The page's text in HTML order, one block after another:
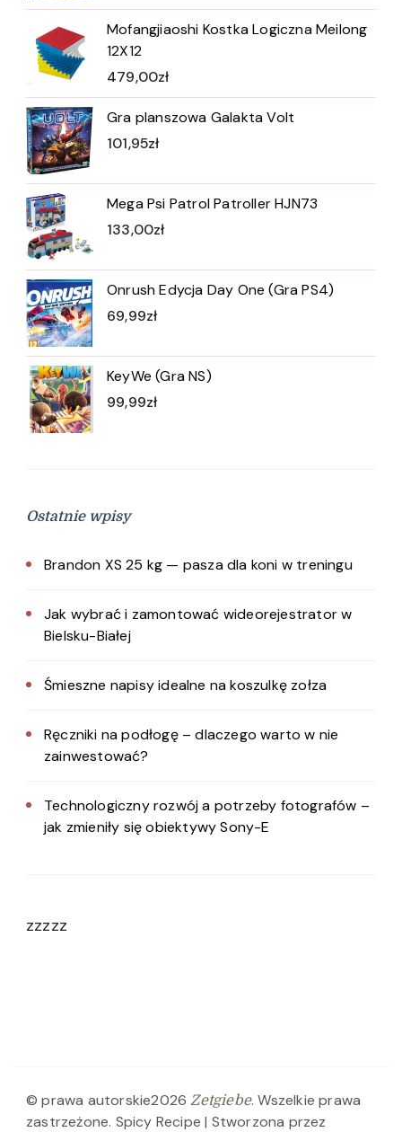
Mofangjiaoshi Kostka Logiczna Meilong
12X12
479,00zł
Gra planszowa Galakta Volt
101,95zł
Mega Psi Patrol Patroller HJN73
133,00zł
Onrush Edycja Day One (Gra PS4)
69,99zł
KeyWe (Gra NS)
99,99zł
Ostatnie wpisy
Brandon XS 25 kg — pasza dla koni w treningu
Jak wybrać i zamontować wideorejestrator w
Bielsku-Białej
Śmieszne napisy idealne na koszulkę zołza
Ręczniki na podłogę – dlaczego warto w nie
zainwestować?
Technologiczny rozwój a potrzeby fotografów –
jak zmieniły się obiektywy Sony-E
zzzzz
© prawa autorskie2026Zetgiebe. Wszelkie prawa
zastrzeżone. Spicy Recipe | Stworzona przez